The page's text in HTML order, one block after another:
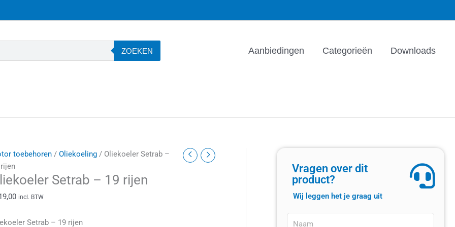
ZOEKEN Aanbiedingen Categorieën Downloads
toebehoren/ Oliekoeling/ Oliekoeler Setrab –
Setrab – 19 rijen
incl. BTW
Setrab – 19 rijen
Vragen over dit
product?
Wij leggen het je graag uit